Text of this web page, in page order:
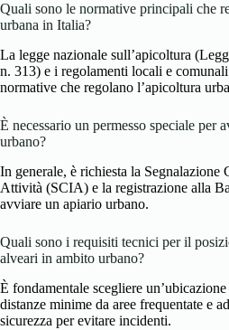
Quali sono le normative principali che
urbana in Italia?
La legge nazionale sull’apicoltura
n. 313) e i regolamenti locali e
normative che regolano l’apicoltura
È necessario un permesso speciale per
urbano?
In generale, è richiesta la
Attività (SCIA) e la registrazione alla
avviare un apiario urbano.
Quali sono i requisiti tecnici per il
alveari in ambito urbano?
È fondamentale scegliere
distanze minime da aree frequentate e
sicurezza per evitare incidenti.